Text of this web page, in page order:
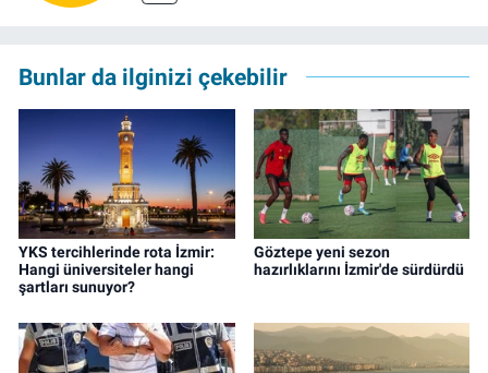
Bunlar da ilginizi çekebilir
YKS tercihlerinde rota İzmir:
Hangi üniversiteler hangi
şartları sunuyor?
Göztepe yeni sezon
hazırlıklarını İzmir'de sürdürdü